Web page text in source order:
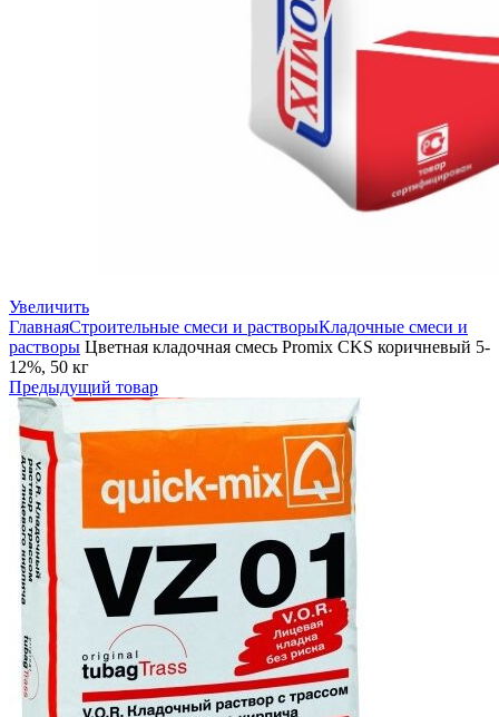
Увеличить
ГлавнаяСтроительные смеси и растворыКладочные смеси и
растворы Цветная кладочная смесь Promix CKS коричневый 5-
12%, 50 кг
Предыдущий товар